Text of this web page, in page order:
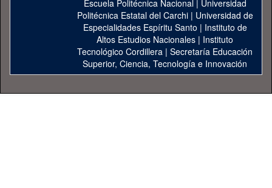
Escuela Politécnica Nacional| Universidad
Politécnica Estatal del Carchi| Universidad de
Especialidades Espíritu Santo | Instituto de
Altos Estudios Nacionales | Instituto
Tecnológico Cordillera | Secretaría Educación
Superior, Ciencia, Tecnología e Innovación